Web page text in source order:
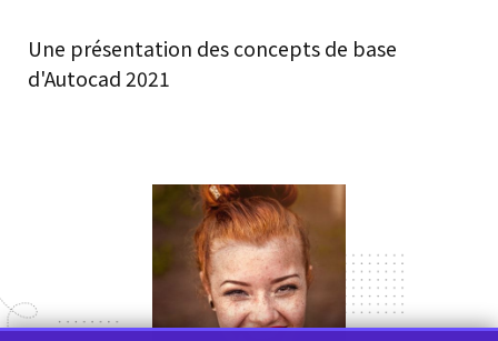
Une présentation des concepts de base
d'Autocad 2021